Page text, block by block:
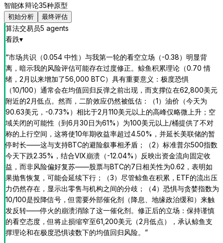
智能体辩论35种原型
初始分析 最终评估
算法交易员5 agents
看跌▾
“市场共识（0.054 中性）与我第一轮的看空立场（-0.38）明显背
离，暗示我的风险评估可能存在过度修正。鲸鱼积累理论（0.70 情
绪，2月以来增加了56,000 BTC）具有重要意义：极度恐惧
（10/100）通常会在均值回归反弹之前出现，而支撑位在62,800美元
附近的2月低点。然而，二阶效应仍然被低估：（1）油价（今天为
90.63美元，-0.73%）相比于2月110美元以上的高峰仅略微上升；空
域关闭的可能性（到6月30日为61%）为100美元以上/桶提供了不对
称的上行空间，这将使10年期收益率超过4.50%，并延长美联储的暂
停时长——这与支持BTC的避险叙事相矛盾；（2）标准普尔500指数
今天下跌2.35%，结合VIX崩溃（-12.04%）反映出资金流向固定收
益，而非风险偏好复苏——股票与BTC的7日相关性为0.62，表明如
果抛售恢复，可能会延续下行；（3）尽管鲸鱼在积累，ETF的流出压
力仍然存在，显示出零售与机构之间的分歧；（4）恐惧与贪婪指数为
10/100是投降信号，但需要外部催化剂（降息、地缘政治缓和）来触
发反转——停火的崩溃消除了这一催化剂。修正后的立场：保持谨慎
的看空态度，但将止损缩窄至61,200美元（2月低点），承认鲸鱼支
撑理论和在极度恐惧读数下的均值回归风险。 ”